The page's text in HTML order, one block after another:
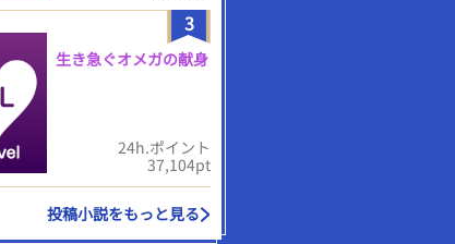
3
生き急ぐオメガの献身
24h.ポイント
37,104pt
投稿小説をもっと見る